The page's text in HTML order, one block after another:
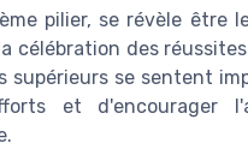
pilier, se révèle être
célébration des
se sentent
et